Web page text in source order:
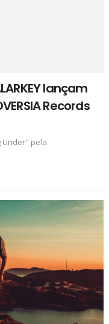
lançam
Records
Under" pela